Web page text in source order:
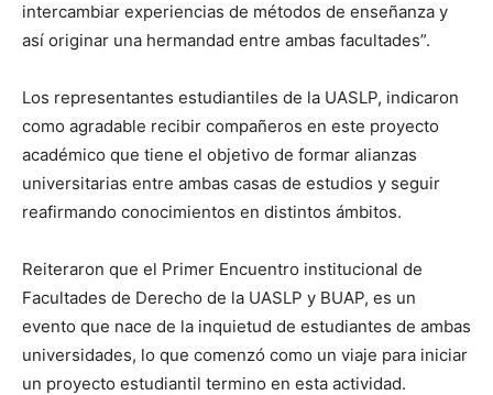
intercambiar experiencias de métodos de enseñanza y
así originar una hermandad entre ambas facultades”.
Los representantes estudiantiles de la UASLP, indicaron
como agradable recibir compañeros en este proyecto
académico que tiene el objetivo de formar alianzas
universitarias entre ambas casas de estudios y seguir
reafirmando conocimientos en distintos ámbitos.
Reiteraron que el Primer Encuentro institucional de
Facultades de Derecho de la UASLP y BUAP, es un
evento que nace de la inquietud de estudiantes de ambas
universidades, lo que comenzó como un viaje para iniciar
un proyecto estudiantil termino en esta actividad.